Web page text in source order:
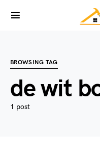
BROWSING TAG
de wit
1 post